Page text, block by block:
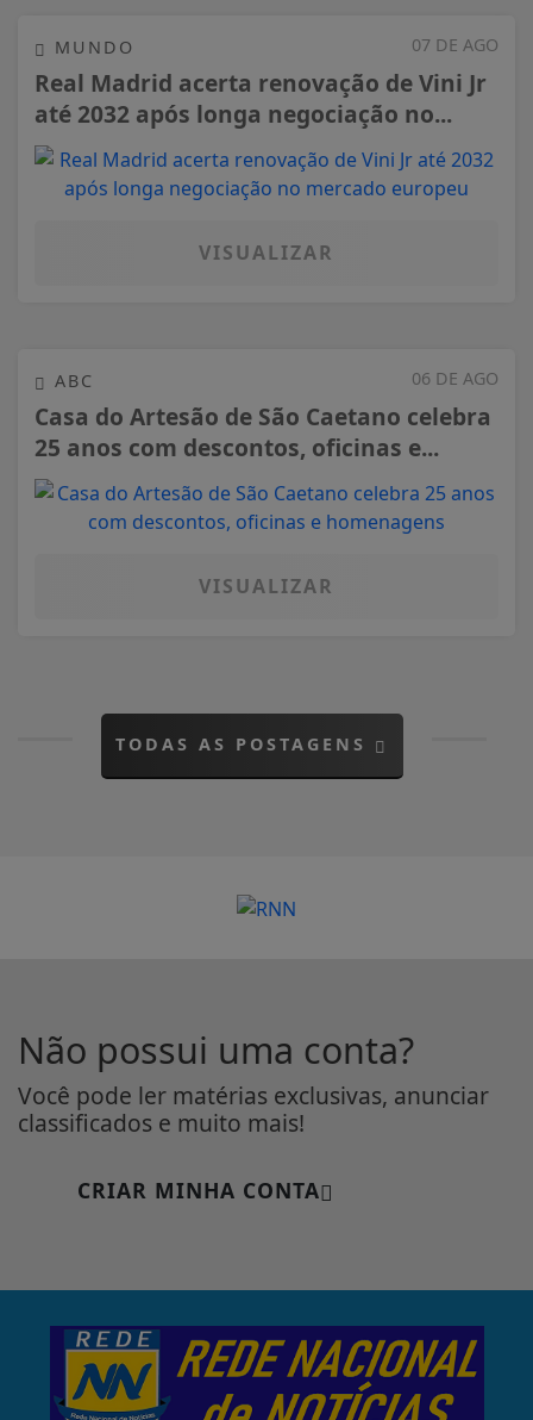
07 DE AGO
MUNDO
Real Madrid acerta renovação de Vini Jr
até 2032 após longa negociação no...
VISUALIZAR
06 DE AGO
ABC
Casa do Artesão de São Caetano celebra
25 anos com descontos, oficinas e...
VISUALIZAR
TODAS AS POSTAGENS
Não possui uma conta?
Você pode ler matérias exclusivas, anunciar
classificados e muito mais!
CRIAR MINHA CONTA